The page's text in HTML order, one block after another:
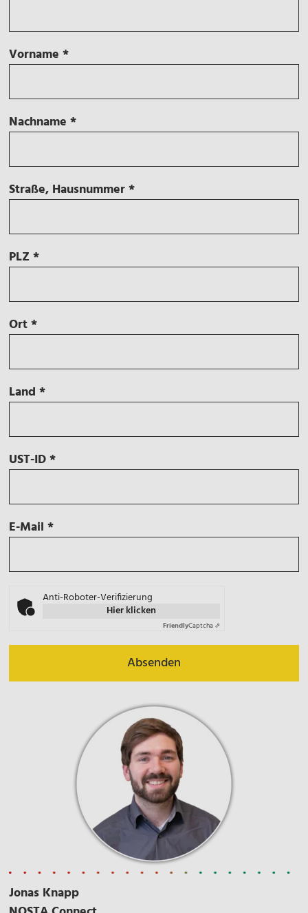
Vorname*
Nachname*
Straße, Hausnummer*
PLZ*
Ort*
Land*
UST-ID*
E-Mail*
Anti-Roboter-Verifizierung
Hier klicken
FriendlyCaptcha ⇗
Absenden
Jonas Knapp